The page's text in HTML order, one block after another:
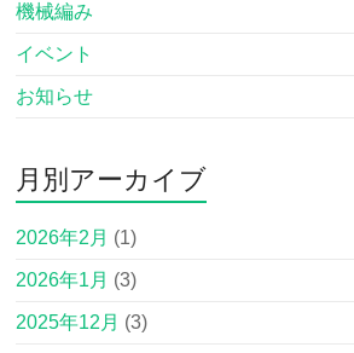
機械編み
イベント
お知らせ
月別アーカイブ
2026年2月 (1)
2026年1月 (3)
2025年12月 (3)